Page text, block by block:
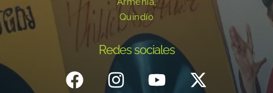
Quindío
Redes sociales